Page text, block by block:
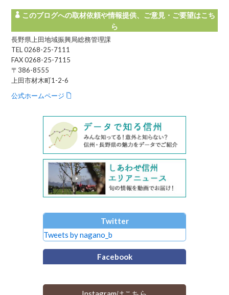
このブログへの取材依頼や情報提供、ご意見・ご要望はこち
ら
長野県上田地域振興局総務管理課
TEL 0268-25-7111
FAX 0268-25-7115
〒386-8555
上田市材木町1-2-6
公式ホームページ
Twitter
Tweets by nagano_b
Facebook